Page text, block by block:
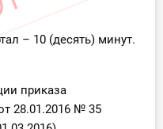
– 10 (десять) минут.
приказа
28.01.2016 № 35